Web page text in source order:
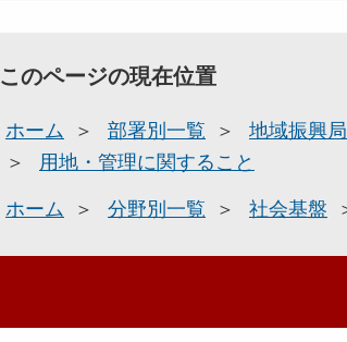
このページの現在位置
ホーム 部署別一覧 地域振興局
用地・管理に関すること
ホーム 分野別一覧 社会基盤